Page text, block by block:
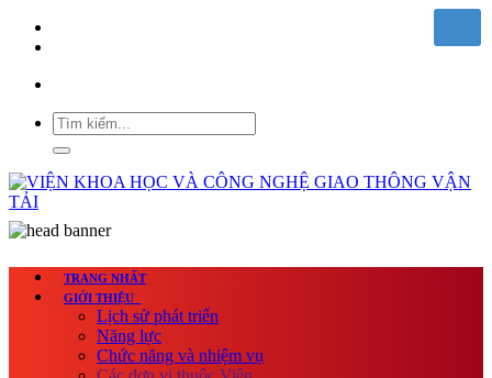
TRANG NHẤT
GIỚI THIỆU
Lịch sử phát triển
Năng lực
Chức năng và nhiệm vụ